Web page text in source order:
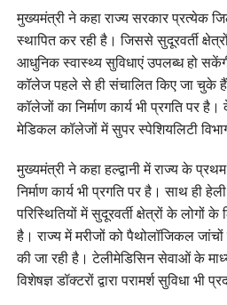
मुख्यमंत्री ने कहा राज्य सरकार प्रत्येक
स्थापित कर रही है। जिससे सुदूरवर्ती
आधुनिक स्वास्थ्य सुविधाएं उपलब्ध हो
कॉलेज पहले से ही संचालित किए जा चुके
कॉलेजों का निर्माण कार्य भी प्रगति पर है।
मेडिकल कॉलेजों में सुपर स्पेशियलिटी
मुख्यमंत्री ने कहा हल्द्वानी में राज्य के
निर्माण कार्य भी प्रगति पर है। साथ ही
परिस्थितियों में सुदूरवर्ती क्षेत्रों के लोगों
है। राज्य में मरीजों को पैथोलॉजिकल जांचों
की जा रही है। टेलीमेडिसिन सेवाओं के
विशेषज्ञ डॉक्टरों द्वारा परामर्श सुविधा भी